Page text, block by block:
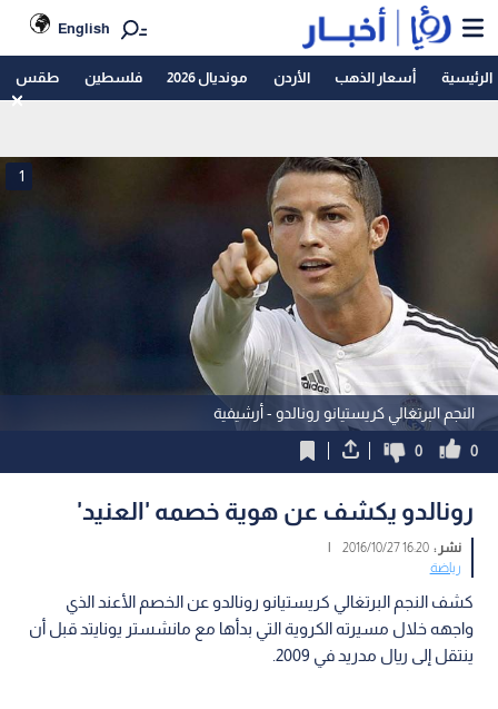
English
الرئيسية أسعار الذهب الأردن مونديال 2026 فلسطين طقس
النجم البرتغالي كريستيانو رونالدو - أرشيفية
1
0
0
رونالدو يكشف عن هوية خصمه 'العنيد'
نشر :16:20 2016/10/27
|
رياضة
كشف النجم البرتغالي كريستيانو رونالدو عن الخصم الأعند الذي
واجهه خلال مسيرته الكروية التي بدأها مع مانشستر يونايتد قبل أن
ينتقل إلى ريال مدريد في 2009.